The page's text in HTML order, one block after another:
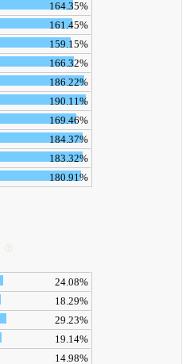
164.35%
161.45%
159.15%
166.32%
186.22%
190.11%
169.46%
184.37%
183.32%
180.91%
24.08%
18.29%
29.23%
19.14%
14.98%